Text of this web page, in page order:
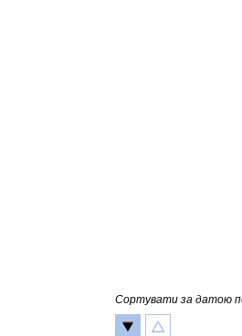
Сортувати за датою